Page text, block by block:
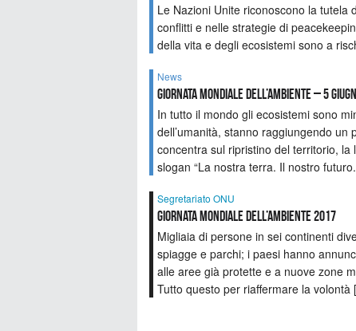
Le Nazioni Unite riconoscono la tutela
conflitti e nelle strategie di
della vita e degli ecosistemi sono a
News
Giornata mondiale dell’ambiente – 5
In tutto il mondo gli ecosistemi sono
dell’umanità, stanno raggiungendo un
concentra sul ripristino del territorio,
slogan “La nostra terra. Il nostro
Segretariato ONU
Giornata mondiale dell’ambiente 2017
Migliaia di persone in sei continenti
spiagge e parchi; i paesi hanno
alle aree già protette e a nuove zone
Tutto questo per riaffermare la